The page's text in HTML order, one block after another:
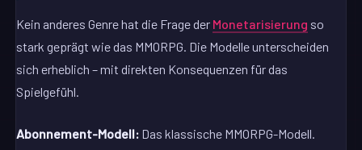
Kein anderes Genre hat die Frage der Monetarisierung so
stark geprägt wie das MMORPG. Die Modelle unterscheiden
sich erheblich – mit direkten Konsequenzen für das
Spielgefühl.
Abonnement-Modell: Das klassische MMORPG-Modell.